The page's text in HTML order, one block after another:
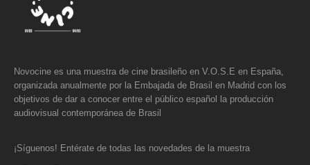
Novocine es una muestra de cine brasileño en V.O.S.E en España,
organizada anualmente por la Embajada de Brasil en Madrid con los
objetivos de dar a conocer entre el público español la producción
audiovisual contemporánea de Brasil
¡Síguenos! Entérate de todas las novedades de la muestra